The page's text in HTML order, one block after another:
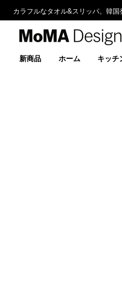
カラフルなタオル&スリッパ。韓国
新商品 ホーム キッチ